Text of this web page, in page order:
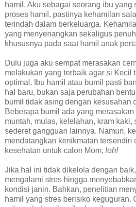
hamil. Aku sebagai seorang ibu yang
proses hamil, pastinya kehamilan
terindah dalam berkeluarga.
yang menyenangkan sekaligus
khususnya pada saat hamil anak
Dulu juga aku sempat merasakan
melakukan yang terbaik agar si Kecil
optimal.
Ibu hamil atau bumil pasti
hal baru, bukan saja perubahan
bumil tidak asing dengan kesusahan
Beberapa bumil ada yang
muntah, mulas, kelelahan, kram kaki,
sederet gangguan lainnya. Namun,
mendatangkan kenikmatan tersendiri
kesehatan untuk calon Mom, loh!
Jika hal ini tidak dikelola dengan
mengalami stres hingga
kondisi janin. Bahkan, penelitian
hamil yang stres berisiko keguguran.